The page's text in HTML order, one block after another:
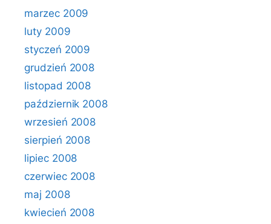
marzec 2009
luty 2009
styczeń 2009
grudzień 2008
listopad 2008
październik 2008
wrzesień 2008
sierpień 2008
lipiec 2008
czerwiec 2008
maj 2008
kwiecień 2008